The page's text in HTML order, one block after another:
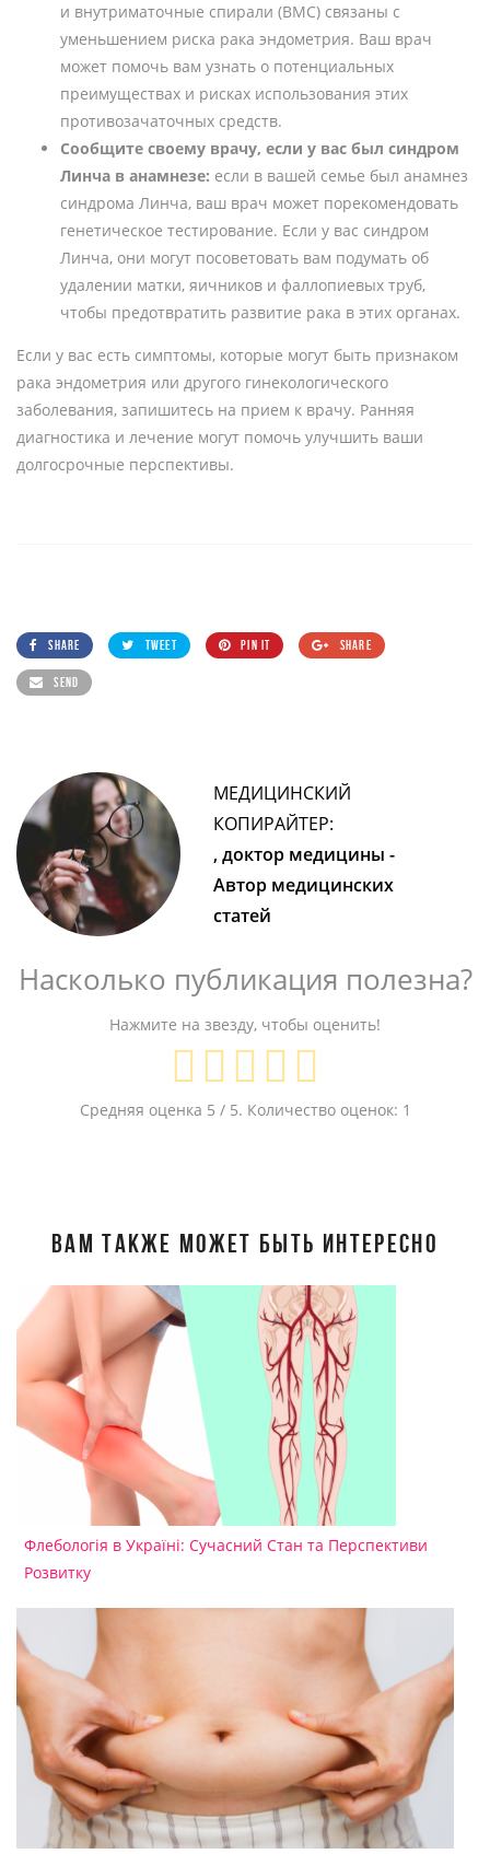
и внутриматочные спирали (ВМС) связаны с
уменьшением риска рака эндометрия. Ваш врач
может помочь вам узнать о потенциальных
преимуществах и рисках использования этих
противозачаточных средств.
Сообщите своему врачу, если у вас был синдром
Линча в анамнезе: если в вашей семье был анамнез
синдрома Линча, ваш врач может порекомендовать
генетическое тестирование. Если у вас синдром
Линча, они могут посоветовать вам подумать об
удалении матки, яичников и фаллопиевых труб,
чтобы предотвратить развитие рака в этих органах.
Если у вас есть симптомы, которые могут быть признаком
рака эндометрия или другого гинекологического
заболевания, запишитесь на прием к врачу. Ранняя
диагностика и лечение могут помочь улучшить ваши
долгосрочные перспективы.
SHARE TWEET PIN IT SHARE
SEND
МЕДИЦИНСКИЙ
КОПИРАЙТЕР:
, доктор медицины -
Автор медицинских
статей
Насколько публикация полезна?
Нажмите на звезду, чтобы оценить!
Средняя оценка 5 / 5. Количество оценок: 1
ВАМ ТАКЖЕ МОЖЕТ БЫТЬ ИНТЕРЕСНО
Флебологія в Україні: Сучасний Стан та Перспективи
Розвитку